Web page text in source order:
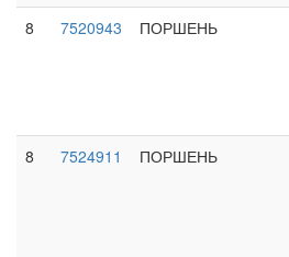
8 7520943
ПОРШЕНЬ
8 7524911
ПОРШЕНЬ